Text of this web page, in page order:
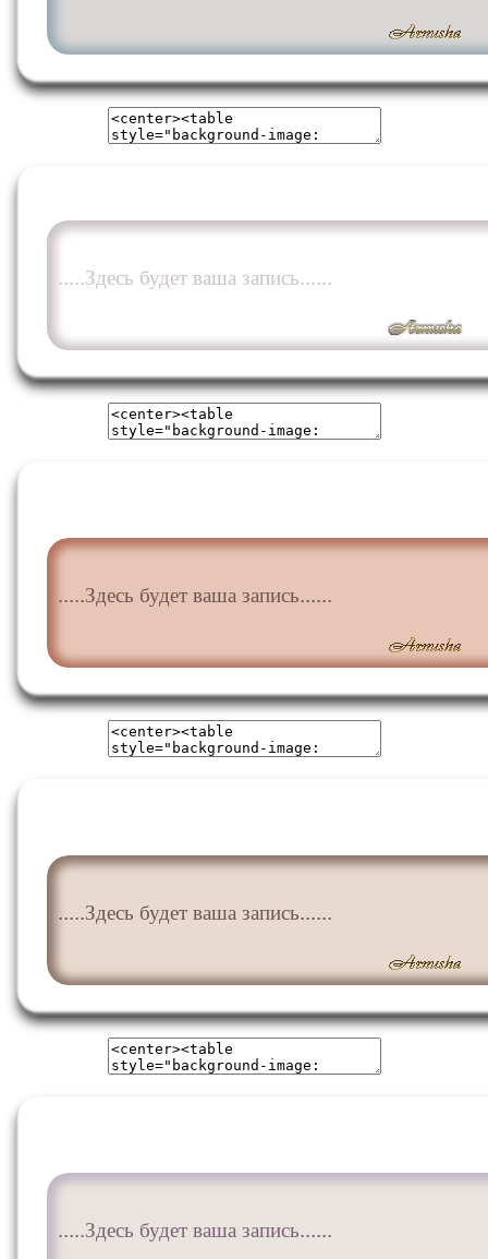
.....Здесь будет ваша запись......
.....Здесь будет ваша запись......
.....Здесь будет ваша запись......
.....Здесь будет ваша запись......